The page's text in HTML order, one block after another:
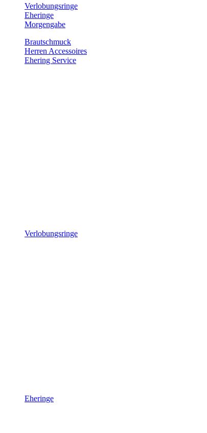
Verlobungsringe
Eheringe
Morgengabe
Brautschmuck
Herren Accessoires
Ehering Service
Verlobungsringe
Eheringe